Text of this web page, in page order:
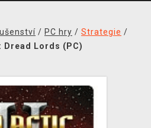
/ PC hry / Strategie /
Lords (PC)